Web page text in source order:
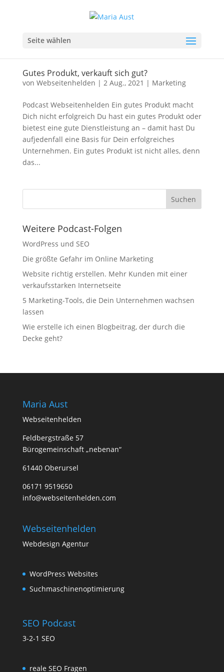
Seite wählen
Gutes Produkt, verkauft sich gut?
von Webseitenhelden | 2 Aug., 2021 | Marketing
Podcast Webseitenhelden Ein gutes Produkt macht
Dich nicht erfolgreich Du hast ein gutes Produkt oder
bietest eine gute Dienstleistung an – damit hast Du
aufjedenfall eine Basis für Dein erfolgreiches
Unternehmen. Ein gutes Produkt ist nicht alles, denn
das...
Weitere Podcast-Folgen
WordPress und SEO
Die größte Gefahr im Online Marketing
Website richtig erstellen. Mehr Kunden mit einer
verkaufsstarken Internetseite
5 Marketing-Tools, die Dein Unternehmen wachsen
lassen
Wie erstelle ich einen Blogbeitrag, der durch die
Decke geht?
Maria Aust
Webseitenhelden
Feldbergstraße 57
Bürogemeinschaft „nebenan“
61440 Oberursel
06171 9519650
info@webseitenhelden.com
Webseitenhelden
Webdesign Agentur
WordPress Websites
Suchmaschinenoptimierung
SEO Podcast
3-2-1 SEO
reale SEO Fragen